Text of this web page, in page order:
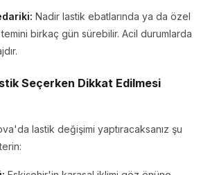
Nadir lastik ebatlarında ya da özel
birkaç gün sürebilir. Acil durumlarda
Seçerken Dikkat Edilmesi
lastik değişimi yaptıracaksanız şu